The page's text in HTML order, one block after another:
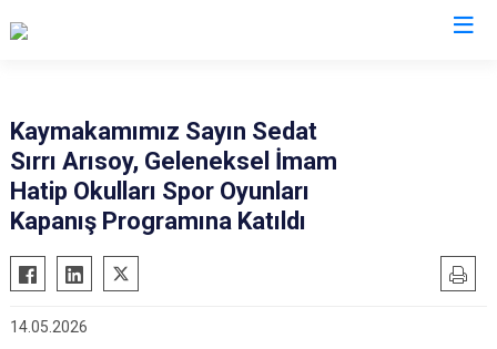
Akkışla
Bünyan
Felahiye
Özvatan
Pınarbaşı
Kaymakamımız Sayın Sedat
Sırrı Arısoy, Geleneksel İmam
Hatip Okulları Spor Oyunları
Kapanış Programına Katıldı
14.05.2026